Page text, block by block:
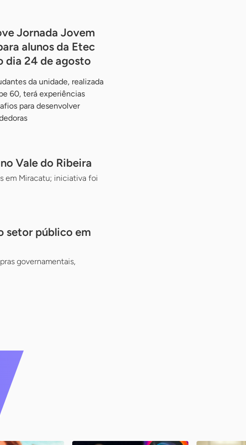
Jornada Jovem
alunos da Etec
dia 24 de agosto
da unidade, realizada
60, terá experiências
para desenvolver
Vale do Ribeira
em Miracatu; iniciativa foi
setor público em
governamentais,